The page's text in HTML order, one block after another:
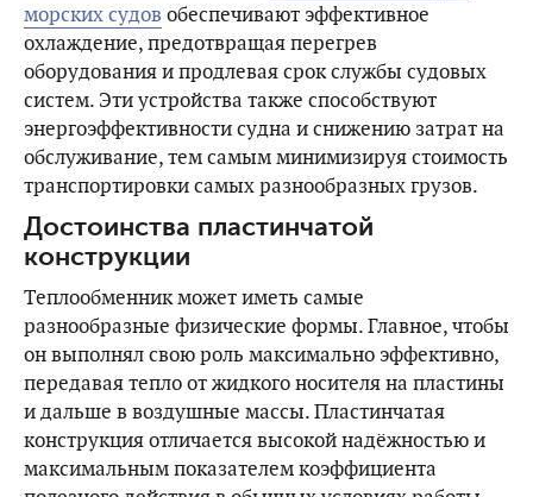
морских судовобеспечивают эффективное
охлаждение, предотвращая перегрев
оборудования и продлевая срок службы судовых
систем. Эти устройства также способствуют
энергоэффективности судна и снижению затрат на
обслуживание, тем самым минимизируя стоимость
транспортировки самых разнообразных грузов.
Достоинства пластинчатой
конструкции
Теплообменник может иметь самые
разнообразные физические формы. Главное, чтобы
он выполнял свою роль максимально эффективно,
передавая тепло от жидкого носителя на пластины
и дальше в воздушные массы. Пластинчатая
конструкция отличается высокой надёжностью и
максимальным показателем коэффициента